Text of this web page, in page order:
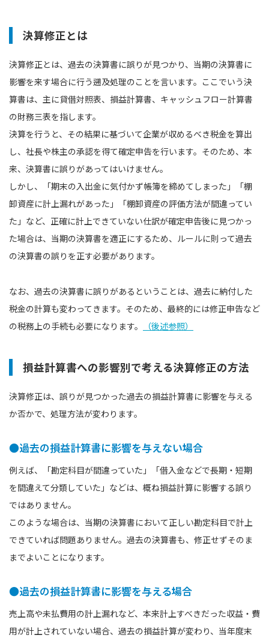
決算修正とは
決算修正とは、過去の決算書に誤りが⾒つかり、当期の決算書に
影響を来す場合に行う遡及処理のことを言います。ここでいう決
算書は、主に貸借対照表、損益計算書、キャッシュフロー計算書
の財務三表を指します。
決算を行うと、その結果に基づいて企業が収めるべき税金を算出
し、社長や株主の承認を得て確定申告を行います。そのため、本
来、決算書に誤りがあってはいけません。
しかし、「期末の⼊出⾦に気付かず帳簿を締めてしまった」「棚
卸資産に計上漏れがあった」「棚卸資産の評価⽅法が間違ってい
た」など、正確に計上できていない仕訳が確定申告後に見つかっ
た場合は、当期の決算書を適正にするため、ルールに則って過去
の決算書の誤りを正す必要があります。
なお、過去の決算書に誤りがあるということは、過去に納付した
税⾦の計算も変わってきます。そのため、最終的には修正申告など
の税務上の手続も必要になります。
（後述参照）
損益計算書への影響別で考える決算修正の方法
決算修正は、誤りが見つかった過去の損益計算書に影響を与える
か否かで、処理⽅法が変わります。
●過去の損益計算書に影響を与えない場合
例えば、「勘定科⽬が間違っていた」「借⼊⾦などで⻑期・短期
を間違えて分類していた」などは、概ね損益計算に影響する誤り
ではありません。
このような場合は、当期の決算書において正しい勘定科⽬で計上
できていれば問題ありません。過去の決算書も、修正せずそのま
までよいことになります。
●過去の損益計算書に影響を与える場合
売上⾼や未払費⽤の計上漏れなど、本来計上すべきだった収益・費
⽤が計上されていない場合、過去の損益計算が変わり、当年度末